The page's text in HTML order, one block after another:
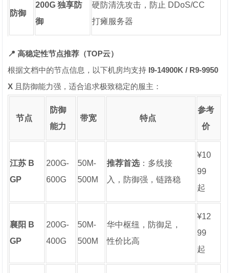
防御
200G 独享防
御
硬防清洗攻击，防止 DDoS/CC
打瘫服务器
📍 高稳定性节点推荐（TOP云）
根据文档中的节点信息，以下机房均支持 I9-14900K / R9-9950
X 且防御能力强，适合追求极致稳定的服主：
节点
防御
能力
带宽 特点
参考
价
江苏 B
GP
200G-
600G
50M-
500M
推荐首选：多线接
入，防御强，链路稳
¥10
99
起
襄阳 B
GP
200G-
400G
50M-
500M
华中枢纽，防御足，
性价比高
¥12
99
起